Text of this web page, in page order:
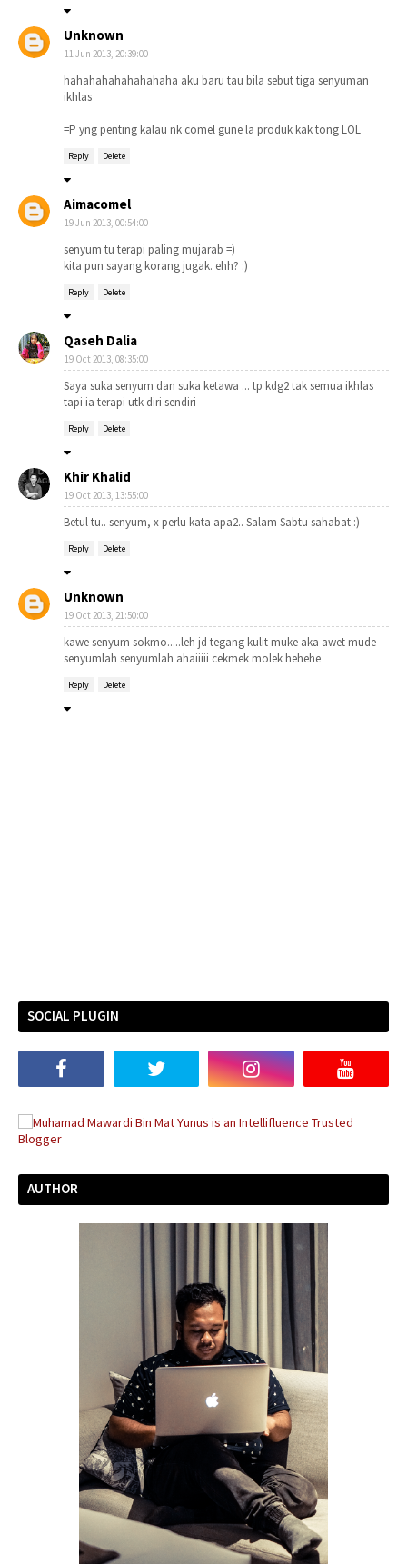
Unknown
11 Jun 2013, 20:39:00
hahahahahahahahaha aku baru tau bila sebut tiga senyuman
ikhlas
=P yng penting kalau nk comel gune la produk kak tong LOL
Reply Delete
Aimacomel
19 Jun 2013, 00:54:00
senyum tu terapi paling mujarab =)
kita pun sayang korang jugak. ehh? :)
Reply Delete
Qaseh Dalia
19 Oct 2013, 08:35:00
Saya suka senyum dan suka ketawa ... tp kdg2 tak semua ikhlas
tapi ia terapi utk diri sendiri
Reply Delete
Khir Khalid
19 Oct 2013, 13:55:00
Betul tu.. senyum, x perlu kata apa2.. Salam Sabtu sahabat :)
Reply Delete
Unknown
19 Oct 2013, 21:50:00
kawe senyum sokmo.....leh jd tegang kulit muke aka awet mude
senyumlah senyumlah ahaiiiii cekmek molek hehehe
Reply Delete
SOCIAL PLUGIN
AUTHOR